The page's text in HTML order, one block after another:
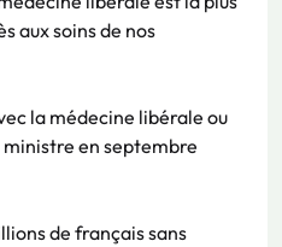
aux soins de nos
la médecine libérale ou
en septembre
de français sans